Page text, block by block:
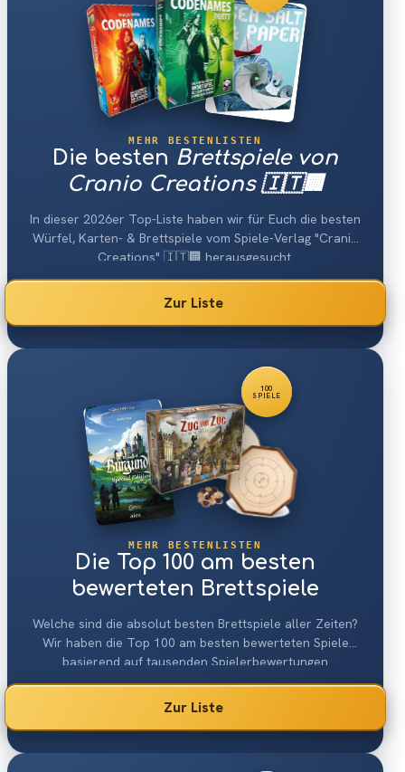
MEHR BESTENLISTEN
Die besten Brettspiele von
Cranio Creations 🇮🇹🏢
In dieser 2026er Top-Liste haben wir für Euch die besten
Würfel, Karten- & Brettspiele vom Spiele-Verlag "Cranio
Creations" 🇮🇹🏢 herausgesucht.
Zur Liste
100
SPIELE
MEHR BESTENLISTEN
Die Top 100 am besten
bewerteten Brettspiele
Welche sind die absolut besten Brettspiele aller Zeiten?
Wir haben die Top 100 am besten bewerteten Spiele
basierend auf tausenden Spielerbewertungen
zusammengestellt.
Zur Liste